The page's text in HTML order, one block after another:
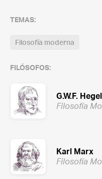
TEMAS:
Filosofía moderna
FILÓSOFOS:
G.W.F. Hegel
Filosofía
Karl Marx
Filosofía